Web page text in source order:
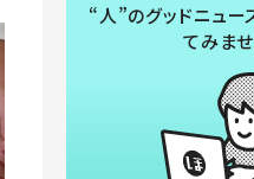
“人”のグッドニュー
てみま